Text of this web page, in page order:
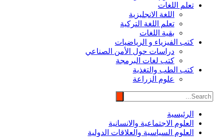
تعلم اللغات
اللغة الانجليزية
تعلم اللغة التركية
بقية اللغات
كتب الفيزياء و الرياضيات
دراسات حول الأمن الصناعي
كتب لغات البرمجة
كتب الطب والتغذية
علوم الزراعة
الرئيسية
العلوم الاجتماعية والانسانية
العلوم السياسية والعلاقات الدولية